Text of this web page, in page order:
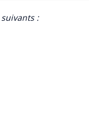
: